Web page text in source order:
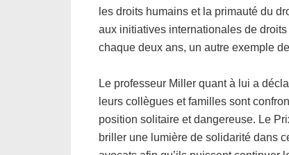
les droits humains et la primauté du
aux initiatives internationales de
chaque deux ans, un autre exemple
Le professeur Miller quant à lui a
leurs collègues et familles sont
position solitaire et dangereuse. Le
briller une lumière de solidarité dans